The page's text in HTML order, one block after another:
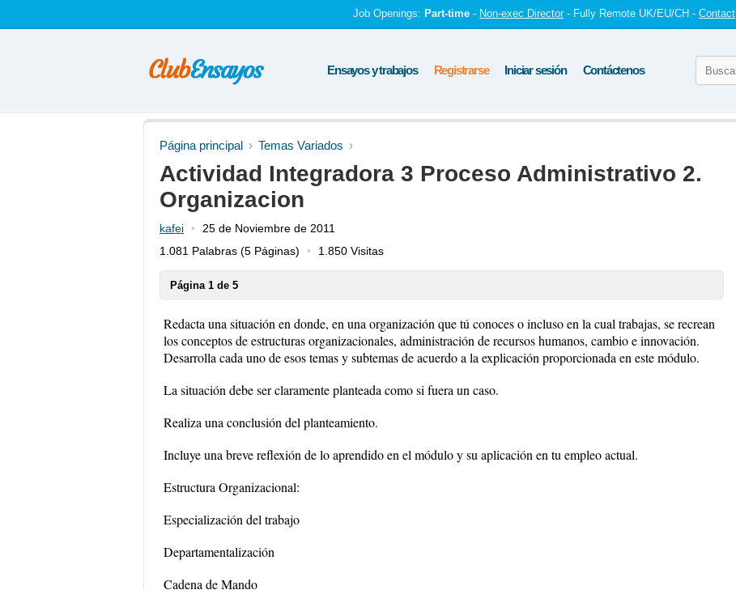
Job Openings: Part-time - Non-exec Director - Fully Remote UK/EU/CH - Contact
Ensayos y trabajos Registrarse Iniciar sesión Contáctenos
Página principal Temas Variados
Actividad Integradora 3 Proceso Administrativo 2.
Organizacion
kafei
25 de Noviembre de 2011
1.081 Palabras (5 Páginas) 1.850 Visitas
Página 1 de 5
Redacta una situación en donde, en una organización que tú conoces o incluso en la cual trabajas, se recrean
los conceptos de estructuras organizacionales, administración de recursos humanos, cambio e innovación.
Desarrolla cada uno de esos temas y subtemas de acuerdo a la explicación proporcionada en este módulo.
La situación debe ser claramente planteada como si fuera un caso.
Realiza una conclusión del planteamiento.
Incluye una breve reflexión de lo aprendido en el módulo y su aplicación en tu empleo actual.
Estructura Organizacional:
Especialización del trabajo
Departamentalización
Cadena de Mando